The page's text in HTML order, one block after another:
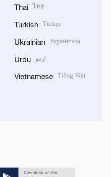
Thai ไทย
Turkish Türkçe
Ukrainian Українська
Urdu اردو
Vietnamese Tiếng Việt